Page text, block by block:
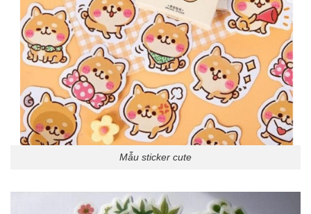
Mẫu sticker cute